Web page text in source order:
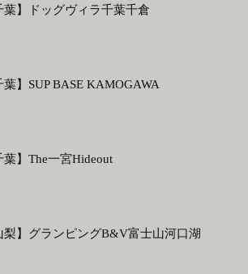
葉】ドッグヴィラ千葉千倉
葉】SUP BASE KAMOGAWA
葉】The一宮Hideout
梨】グランピングB&V富士山河口湖